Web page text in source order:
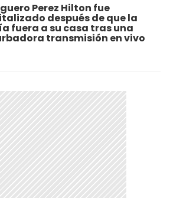
Perez Hilton fue
después de que la
fuera a su casa tras una
transmisión en vivo